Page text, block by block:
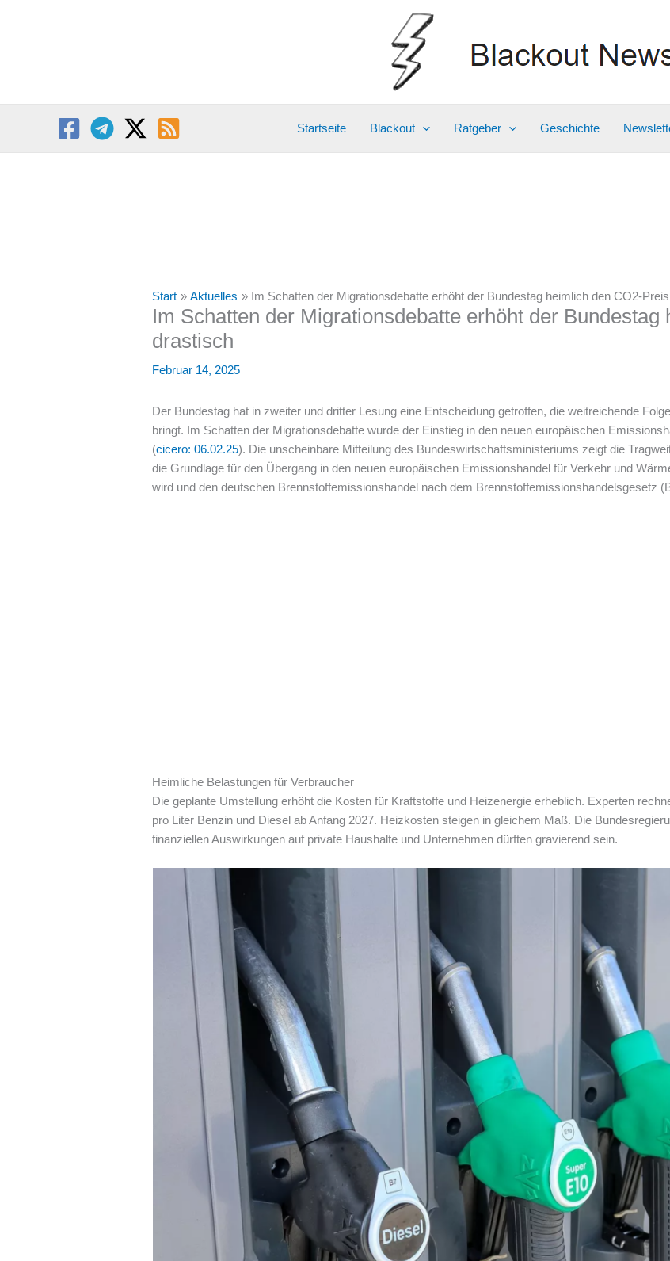
Startseite Blackout Ratgeber Geschichte
Start Aktuelles Im Schatten der Migrationsdebatte erhöht der Bundestag heimlich den CO2-
Im Schatten der Migrationsdebatte erhöht der
drastisch
Februar 14, 2025
Der Bundestag hat in zweiter und dritter Lesung eine Entscheidung getroffen, die weitreichende
bringt. Im Schatten der Migrationsdebatte wurde der Einstieg in den neuen europäischen
(cicero: 06.02.25). Die unscheinbare Mitteilung des Bundeswirtschaftsministeriums zeigt die
die Grundlage für den Übergang in den neuen europäischen Emissionshandel für Verkehr und
wird und den deutschen Brennstoffemissionshandel nach dem Brennstoffemissionshandelsgesetz
Heimliche Belastungen für Verbraucher
Die geplante Umstellung erhöht die Kosten für Kraftstoffe und Heizenergie erheblich. Experten
pro Liter Benzin und Diesel ab Anfang 2027. Heizkosten steigen in gleichem Maß. Die
finanziellen Auswirkungen auf private Haushalte und Unternehmen dürften gravierend sein.